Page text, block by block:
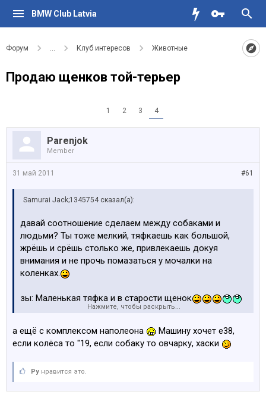
BMW Club Latvia
Форум ... Клуб интересов Животные
Продаю щенков той-терьер
1 2 3 4
Parenjok
Member
#61
31 май 2011
Samurai Jack;1345754 сказал(а):
давай соотношение сделаем между собаками и
людьми? Ты тоже мелкий, тяфкаешь как большой,
жрёшь и срёшь столько же, привлекаешь докуя
внимания и не прочь помазаться у мочалки на
коленках.
зы: Маленькая тяфка и в старости щенок
Нажмите, чтобы раскрыть...
а ещё с комплексом наполеона
Машину хочет е38,
если колёса то "19, если собаку то овчарку, хаски
Ру нравится это.